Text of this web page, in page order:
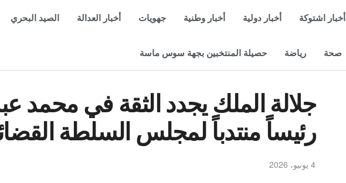
أخبار اشتوكة أخبار دولية أخبار وطنية جهويات أخبار العدالة الصيد البحري
صحة رياضة حصيلة المنتخبين بجهة سوس ماسة
جلالة الملك يجدد الثقة في محمد
رئيساً منتدباً لمجلس السلطة
4 يونيو، 2026